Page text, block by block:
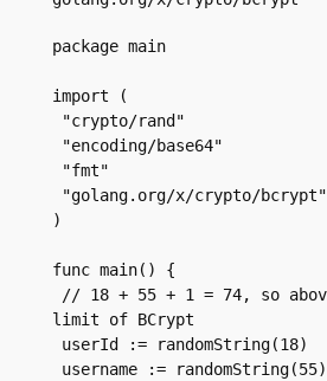
package main
import (
"crypto/rand"
"encoding/base64"
"fmt"
"golang.org/x/crypto/bcrypt"
)
func main() {
limit of BCrypt
userId := randomString(18)
username := randomString(55)